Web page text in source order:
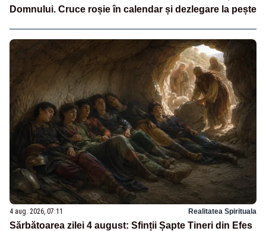
Domnului. Cruce roșie în calendar și dezlegare la pește
4 aug. 2026, 07:11 Realitatea Spirituala
Sărbătoarea zilei 4 august: Sfinții Șapte Tineri din Efes